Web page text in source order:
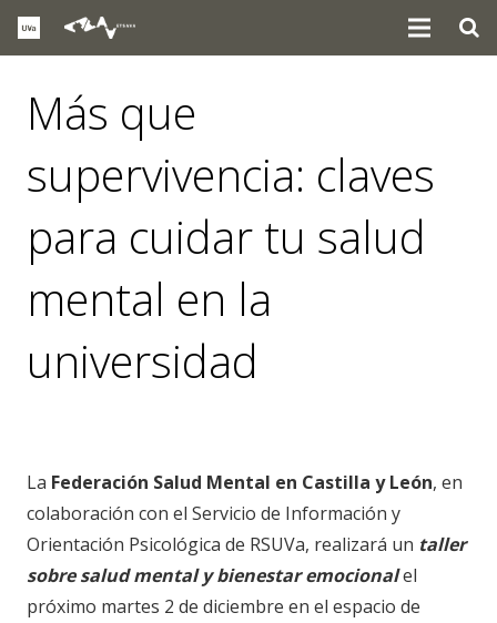
Más que
supervivencia: claves
para cuidar tu salud
mental en la
universidad
La Federación Salud Mental en Castilla y León, en
colaboración con el Servicio de Información y
Orientación Psicológica de RSUVa, realizará un taller
sobre salud mental y bienestar emocionalel
próximo martes 2 de diciembre en el espacio de